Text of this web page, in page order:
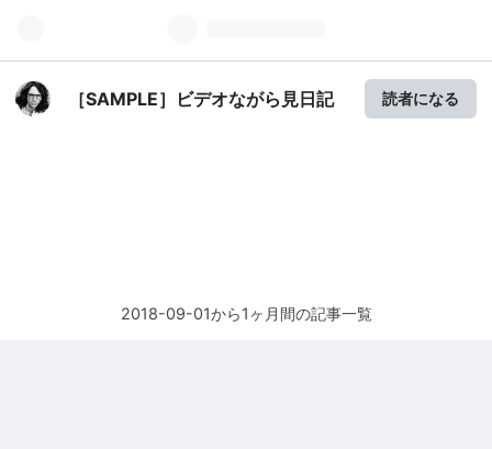
［SAMPLE］ビデオながら見日記 読者になる
2018-09-01から1ヶ月間の記事一覧